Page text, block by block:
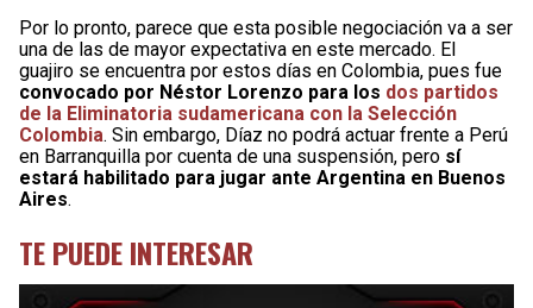
Por lo pronto, parece que esta posible negociación va a ser
una de las de mayor expectativa en este mercado. El
guajiro se encuentra por estos días en Colombia, pues fue
convocado por Néstor Lorenzo para los dos partidos
de la Eliminatoria sudamericana con la Selección
Colombia. Sin embargo, Díaz no podrá actuar frente a Perú
en Barranquilla por cuenta de una suspensión, pero sí
estará habilitado para jugar ante Argentina en Buenos
Aires.
TE PUEDE INTERESAR